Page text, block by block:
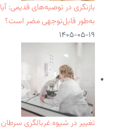
بازنگری در توصیه‌های قدیمی:
به‌طور قابل‌توجهی مضر است؟
۱۴۰۵-۰۵-۱۹
تغییر در شیوه غربالگری